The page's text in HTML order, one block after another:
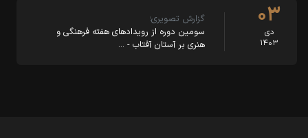
۰۳
دی
۱۴۰۳
گزارش تصویری؛
سومین دوره از رویدادهای هفته فرهنگی و
هنری بر آستان آفتاب - …